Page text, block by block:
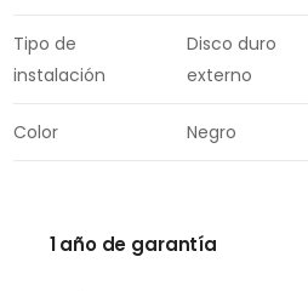
Tipo de
instalación
Disco duro
externo
Color Negro
1 año de garantía